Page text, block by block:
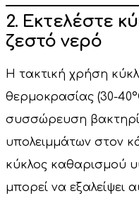
2. Εκτελέστε
ζεστό νερό
Η τακτική χρήση
θερμοκρασίας (30-
συσσώρευση
υπολειμμάτων στον
κύκλος καθαρισμού
μπορεί να εξαλείψει